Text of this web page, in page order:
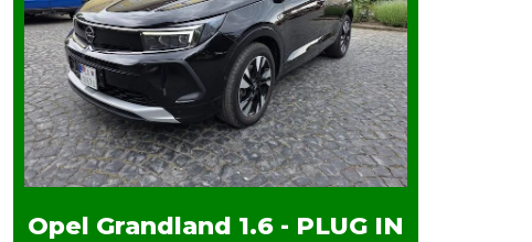
Opel Grandland 1.6 - PLUG IN